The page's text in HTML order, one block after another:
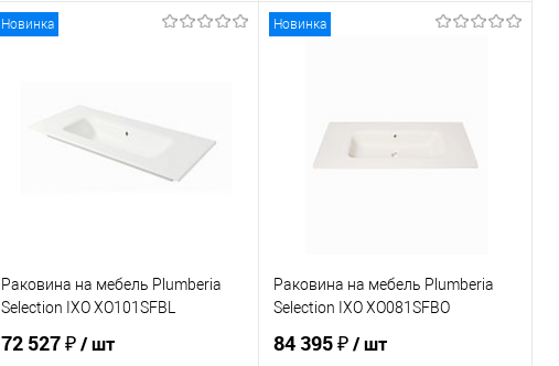
В избранное
Под заказ
В избранное
Под заказ
Новинка
Раковина на мебель Plumberia
Selection IXO XO101SFBL
72 527 ₽/ шт
Новинка
Раковина на мебель Plumberia
Selection IXO XO081SFBO
84 395 ₽/ шт